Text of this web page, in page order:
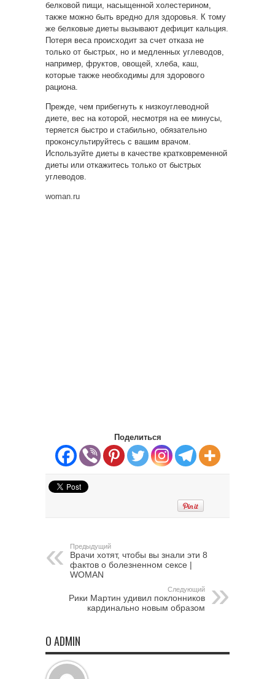
белковой пищи, насыщенной холестерином,
также можно быть вредно для здоровья. К тому
же белковые диеты вызывают дефицит кальция.
Потеря веса происходит за счет отказа не
только от быстрых, но и медленных углеводов,
например, фруктов, овощей, хлеба, каш,
которые также необходимы для здорового
рациона.
Прежде, чем прибегнуть к низкоуглеводной
диете, вес на которой, несмотря на ее минусы,
теряется быстро и стабильно, обязательно
проконсультируйтесь с вашим врачом.
Используйте диеты в качестве кратковременной
диеты или откажитесь только от быстрых
углеводов.
woman.ru
Поделиться
Предыдущий
Врачи хотят, чтобы вы знали эти 8
фактов о болезненном сексе |
WOMAN
Следующий
Рики Мартин удивил поклонников
кардинально новым образом
О ADMIN